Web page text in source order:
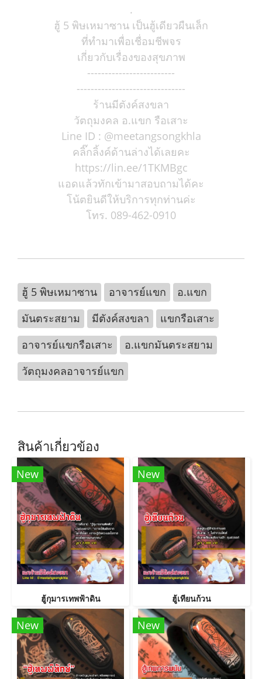
.
ฮู้ 5 พิษเหมาซาน เป็นฮู้เดียวผืนเล็ก
ที่ทำมาเพื่อเชื่อมชีพจร
เกี่ยวกับเรื่องของสุขภาพ
-------------------------
-------------------------------
ร้านมีตังค์สงขลา
วัตถุมงคล อ.แขก รือเสาะ
Line ID : @meetangsongkhla
คลิ๊กลิ้งค์ด้านล่างได้เลยคะ
https://lin.ee/1TKMBgc
แอดแล้วทักเข้ามาสอบถามได้คะ
โน้ตยินดีให้บริการทุกท่านค่ะ
โทร. 089-462-0910
ฮู้ 5 พิษเหมาซาน อาจารย์แขก
อ.แขก
มันตระสยาม
มีตังค์สงขลา
แขกรือเสาะ
อาจารย์แขกรือเสาะ
อ.แขกมันตระสยาม
วัตถุมงคลอาจารย์แขก
สินค้าเกี่ยวข้อง
New
ฮู้กุมารเทพฟ้าดิน
New
ฮู้เทียนก้วน
New New